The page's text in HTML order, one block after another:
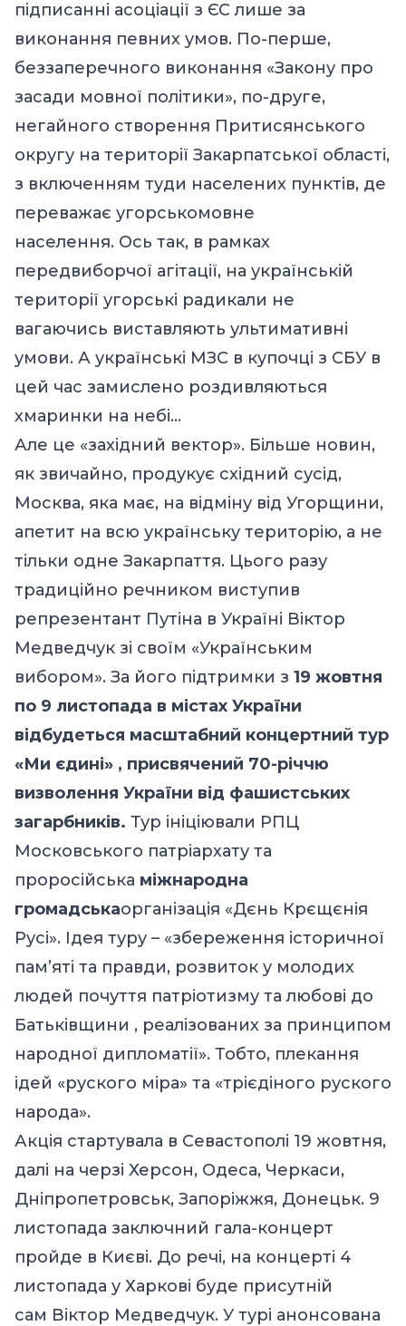
підписанні асоціації з ЄС лише за
виконання певних умов. По-перше,
беззаперечного виконання «Закону про
засади мовної політики», по-друге,
негайного створення Притисянського
округу на території Закарпатської області,
з включенням туди населених пунктів, де
переважає угорськомовне
населення. Ось так, в рамках
передвиборчої агітації, на українській
території угорські радикали не
вагаючись виставляють ультимативні
умови. А українські МЗС в купочці з СБУ в
цей час замислено роздивляються
хмаринки на небі…
Але це «західний вектор». Більше новин,
як звичайно, продукує східний сусід,
Москва, яка має, на відміну від Угорщини,
апетит на всю українську територію, а не
тільки одне Закарпаття. Цього разу
традиційно речником виступив
репрезентант Путіна в Україні Віктор
Медведчук зі своїм «Українським
вибором». За його підтримки з 19 жовтня
по 9 листопада в містах України
відбудеться масштабний концертний тур
«Ми єдині» , присвячений 70-річчю
визволення України від фашистських
загарбників. Тур ініціювали РПЦ
Московського патріархату та
проросійська міжнародна
громадськаорганізація «Дєнь Крєщєнія
Русі». Ідея туру – «збереження історичної
пам’яті та правди, розвиток у молодих
людей почуття патріотизму та любові до
Батьківщини , реалізованих за принципом
народної дипломатії». Тобто, плекання
ідей «руского міра» та «трієдіного руского
народа».
Акція стартувала в Севастополі 19 жовтня,
далі на черзі Херсон, Одеса, Черкаси,
Дніпропетровськ, Запоріжжя, Донецьк. 9
листопада заключний гала-концерт
пройде в Києві. До речі, на концерті 4
листопада у Харкові буде присутній
сам Віктор Медведчук. У турі анонсована